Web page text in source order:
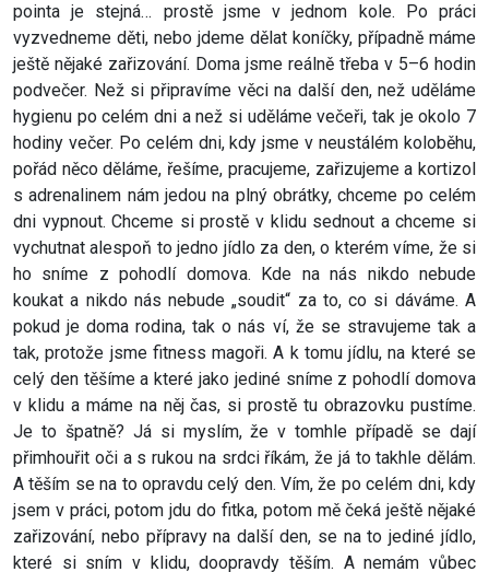
pointa je stejná… prostě jsme v jednom kole. Po práci
vyzvedneme děti, nebo jdeme dělat koníčky, případně máme
ještě nějaké zařizování. Doma jsme reálně třeba v 5–6 hodin
podvečer. Než si připravíme věci na další den, než uděláme
hygienu po celém dni a než si uděláme večeři, tak je okolo 7
hodiny večer. Po celém dni, kdy jsme v neustálém koloběhu,
pořád něco děláme, řešíme, pracujeme, zařizujeme a kortizol
s adrenalinem nám jedou na plný obrátky, chceme po celém
dni vypnout. Chceme si prostě v klidu sednout a chceme si
vychutnat alespoň to jedno jídlo za den, o kterém víme, že si
ho sníme z pohodlí domova. Kde na nás nikdo nebude
koukat a nikdo nás nebude „soudit“ za to, co si dáváme. A
pokud je doma rodina, tak o nás ví, že se stravujeme tak a
tak, protože jsme fitness magoři. A k tomu jídlu, na které se
celý den těšíme a které jako jediné sníme z pohodlí domova
v klidu a máme na něj čas, si prostě tu obrazovku pustíme.
Je to špatně? Já si myslím, že v tomhle případě se dají
přimhouřit oči a s rukou na srdci říkám, že já to takhle dělám.
A těším se na to opravdu celý den. Vím, že po celém dni, kdy
jsem v práci, potom jdu do fitka, potom mě čeká ještě nějaké
zařizování, nebo přípravy na další den, se na to jediné jídlo,
které si sním v klidu, doopravdy těším. A nemám vůbec